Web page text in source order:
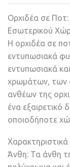
Ορχιδέα σε
Εσωτερικού
Η ορχιδέα σε
εντυπωσιακά
εντυπωσιακά
χρωμάτων, των
ανθέων της
ένα
οποιοδήποτε
Άνθη: Τα άνθη